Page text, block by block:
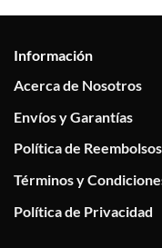
Información
Acerca de Nosotros
Envíos y Garantías
Política de Reembolsos
Términos y
Política de Privacidad